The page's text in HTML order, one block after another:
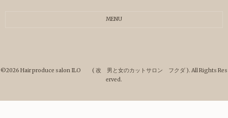
MENU
©2026 Hair produce salon ILO ( 改 男と女のカットサロン フクダ ). All Rights Res
erved.